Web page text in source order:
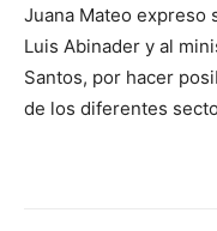
Juana Mateo expreso
Luis Abinader y al
Santos, por hacer
de los diferentes